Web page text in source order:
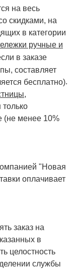
на весь
скидками, на
в категории
ручные и
в заказе
составляет
бесплатно).
только
(не менее 10%
"Новая
оплачивает
заказ на
в
целостность
службы